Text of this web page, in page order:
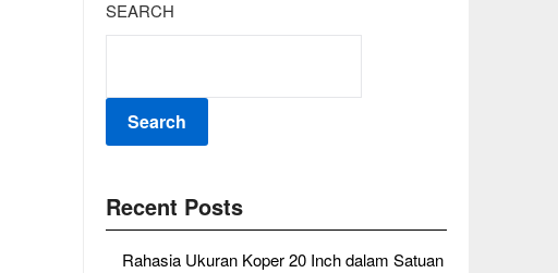
SEARCH
Search
Recent Posts
Rahasia Ukuran Koper 20 Inch dalam Satuan